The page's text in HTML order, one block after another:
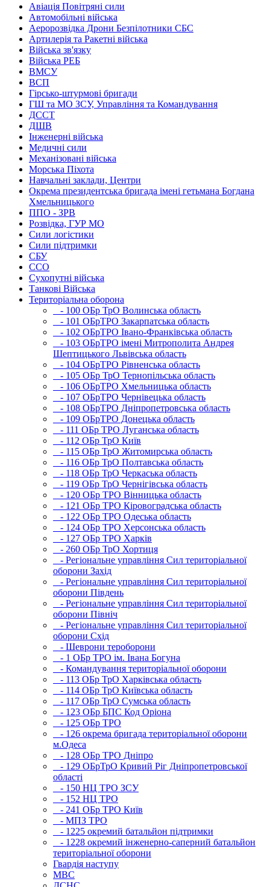
Авіація Повітряні сили
Автомобільні війська
Аеророзвідка Дрони Безпілотники СБС
Артилерія та Ракетні війська
Війська зв'язку
Війська РЕБ
ВМСУ
ВСП
Гірсько-штурмові бригади
ГШ та МО ЗСУ, Управління та Командування
ДССТ
ДШВ
Інженерні війська
Медичні сили
Механізовані війська
Морська Піхота
Навчальні заклади, Центри
Окрема президентська бригада імені гетьмана Богдана
Хмельницького
ППО - ЗРВ
Розвідка, ГУР МО
Сили логістики
Сили підтримки
СБУ
ССО
Сухопутні війська
Танкові Війська
Територіальна оборона
- 100 ОБр ТрО Волинська область
- 101 ОБрТРО Закарпатська область
- 102 ОБрТРО Івано-Франківська область
- 103 ОБрТРО імені Митрополита Андрея
Шептицького Львівська область
- 104 ОБрТРО Рівненська область
- 105 ОБр ТрО Тернопільська область
- 106 ОБрТРО Хмельницька область
- 107 ОБрТРО Чернівецька область
- 108 ОБрТРО Дніпропетровська область
- 109 ОБрТРО Донецька область
- 111 ОБр ТРО Луганська область
- 112 ОБр ТрО Київ
- 115 ОБр ТрО Житомирська область
- 116 ОБр ТрО Полтавська область
- 118 ОБр ТрО Черкаська область
- 119 ОБр ТрО Чернігівська область
- 120 ОБр ТРО Вінницька область
- 121 ОБр ТРО Кіровоградська область
- 122 ОБр ТРО Одеська область
- 124 ОБр ТРО Херсонська область
- 127 ОБр ТРО Харків
- 260 ОБр ТрО Хортиця
- Регіональне управління Сил територіальної
оборони Захід
- Регіональне управління Сил територіальної
оборони Південь
- Регіональне управління Сил територіальної
оборони Північ
- Регіональне управління Сил територіальної
оборони Схід
- Шеврони тероборони
- 1 ОБр ТРО ім. Івана Богуна
- Командування територіальної оборони
- 113 ОБр ТрО Харківська область
- 114 ОБр ТрО Київська область
- 117 ОБр ТрО Сумська область
- 123 ОБр БПС Код Оріона
- 125 ОБр ТРО
- 126 окрема бригада територіальної оборони
м.Одеса
- 128 ОБр ТРО Дніпро
- 129 ОБрТрО Кривий Ріг Дніпропетровської
області
- 150 НЦ ТРО ЗСУ
- 152 НЦ ТРО
- 241 ОБр ТРО Київ
- МПЗ ТРО
- 1225 окремий батальйон підтримки
- 1228 окремий інженерно-саперний батальйон
територіальної оборони
Гвардія наступу
МВС